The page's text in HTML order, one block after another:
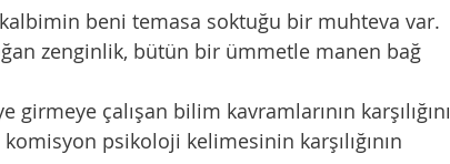
beni temasa soktuğu bir muhteva var.
zenginlik, bütün bir ümmetle manen bağ
psikoloji kelimesinin karşılığının